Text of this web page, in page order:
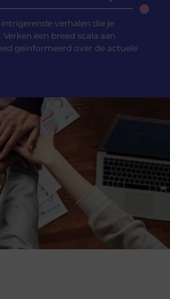
verhalen die je
een breed scala aan
geïnformeerd over de actuele